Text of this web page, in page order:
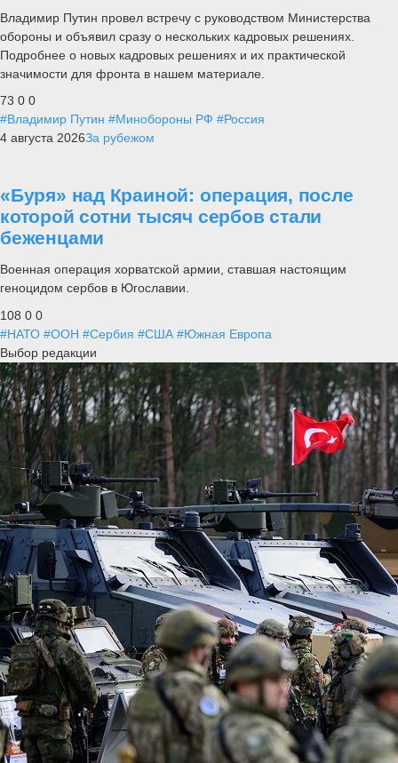
Владимир Путин провел встречу с руководством Министерства
обороны и объявил сразу о нескольких кадровых решениях.
Подробнее о новых кадровых решениях и их практической
значимости для фронта в нашем материале.
73 0 0
#Владимир Путин #Минобороны РФ #Россия
4 августа 2026За рубежом
«Буря» над Краиной: операция, после
которой сотни тысяч сербов стали
беженцами
Военная операция хорватской армии, ставшая настоящим
геноцидом сербов в Югославии.
108 0 0
#НАТО #ООН #Сербия #США #Южная Европа
Выбор редакции